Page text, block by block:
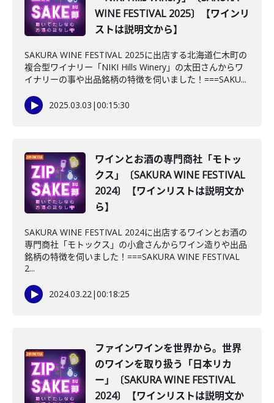
WINE FESTIVAL 2025〕【ワインリ
ストは説明文から】
SAKURA WINE FESTIVAL 2025に出店する北海道仁木町の
複合型ワイナリー「NIKI Hills Winery」の太田さんからワ
イナリーの事や出品銘柄の特徴を伺いました！===SAKU...
2025.03.03 |00:15:30
ワインとお酒の専門商社「モトッ
クス」〔SAKURA WINE FESTIVAL
2024〕【ワインリストは説明文か
ら】
SAKURA WINE FESTIVAL 2024に出店するワインとお酒の
専門商社「モトックス」の小倉さんからワイン造りや出品
銘柄の特徴を伺いました！===SAKURA WINE FESTIVAL
2...
2024.03.22|00:18:25
ファインワインを世界から。世界
のワインを取り扱う「日本リカ
ー」〔SAKURA WINE FESTIVAL
2024〕【ワインリストは説明文か